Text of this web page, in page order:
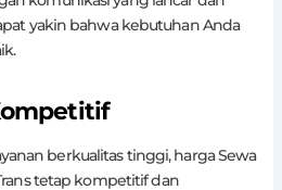
yakin bahwa kebutuhan Anda
berkualitas tinggi, harga Sewa
tetap kompetitif dan